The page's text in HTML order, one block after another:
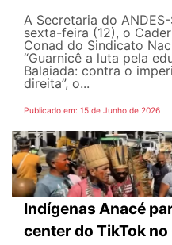
A Secretaria do
sexta-feira (12), o
Conad do Sindicato
“Guarnicê a luta pela
Balaiada: contra o
direita”, o...
Publicado em: 15 de Junho de 2026
Indígenas Anacé
center do TikTok no